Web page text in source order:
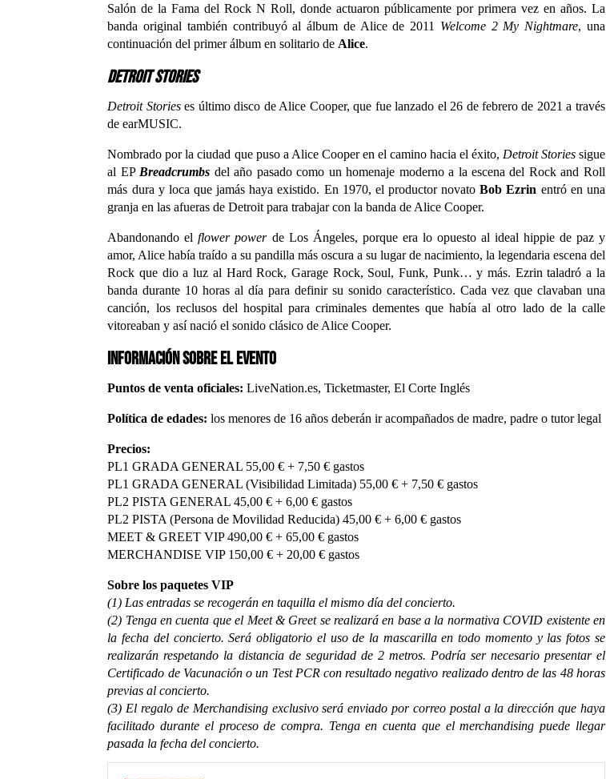
Salón de la Fama del Rock N Roll, donde actuaron públicamente por primera vez en años. La
banda original también contribuyó al álbum de Alice de 2011 Welcome 2 My Nightmare, una
continuación del primer álbum en solitario de Alice.
Detroit Stories
Detroit Storieses último disco de Alice Cooper, que fue lanzado el 26 de febrero de 2021 a través
de earMUSIC.
Nombrado por la ciudad que puso a Alice Cooper en el camino hacia el éxito, Detroit Storiessigue
al EP Breadcrumbs del año pasado como un homenaje moderno a la escena del Rock and Roll
más dura y loca que jamás haya existido. En 1970, el productor novatoBob Ezrin entró en una
granja en las afueras de Detroit para trabajar con la banda de Alice Cooper.
Abandonando elflower powerde Los Ángeles, porque era lo opuesto al ideal hippie de paz y
amor, Alice había traído a su pandilla más oscura a su lugar de nacimiento, la legendaria escena del
Rock que dio a luz al Hard Rock, Garage Rock, Soul, Funk, Punk… y más. Ezrin taladró a la
banda durante 10 horas al día para definir su sonido característico. Cada vez que clavaban una
canción, los reclusos del hospital para criminales dementes que había al otro lado de la calle
vitoreaban y así nació el sonido clásico de Alice Cooper.
Información sobre el evento
Puntos de venta oficiales: LiveNation.es, Ticketmaster, El Corte Inglés
Política de edades:los menores de 16 años deberán ir acompañados de madre, padre o tutor legal
Precios:
PL1 GRADA GENERAL 55,00 € + 7,50 € gastos
PL1 GRADA GENERAL (Visibilidad Limitada) 55,00 € + 7,50 € gastos
PL2 PISTA GENERAL 45,00 € + 6,00 € gastos
PL2 PISTA (Persona de Movilidad Reducida) 45,00 € + 6,00 € gastos
MEET & GREET VIP 490,00 € + 65,00 € gastos
MERCHANDISE VIP 150,00 € + 20,00 € gastos
Sobre los paquetes VIP
(1) Las entradas se recogerán en taquilla el mismo día del concierto.
(2) Tenga en cuenta que el Meet & Greet se realizará en base a la normativa COVID existente en
la fecha del concierto. Será obligatorio el uso de la mascarilla en todo momento y las fotos se
realizarán respetando la distancia de seguridad de 2 metros. Podría ser necesario presentar el
Certificado de Vacunación o un Test PCR con resultado negativo realizado dentro de las 48 horas
previas al concierto.
(3) El regalo de Merchandising exclusivo será enviado por correo postal a la dirección que haya
facilitado durante el proceso de compra. Tenga en cuenta que el merchandising puede llegar
pasada la fecha del concierto.